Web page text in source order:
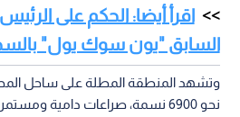
اقرأ أيضا: الحكم على
السابق "يون سوك يول" بالسجن 30
وتشهد المنطقة المطلة على ساحل
نحو 6900 نسمة، صراعات دامية